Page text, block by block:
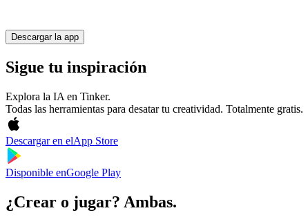
Descargar la app
Sigue tu inspiración
Explora la IA en Tinker.
Todas las herramientas para desatar tu creatividad. Totalmente gratis.
Descargar en elApp Store
Disponible enGoogle Play
¿Crear o jugar? Ambas.